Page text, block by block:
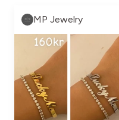
MP Jewelry